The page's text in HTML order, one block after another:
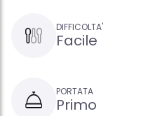
DIFFICOLTA'
Facile
PORTATA
Primo